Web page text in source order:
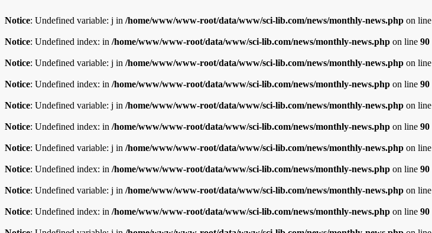
Notice: Undefined variable: j in /home/www/www-root/data/www/sci-lib.com/news/monthly-news.php on line
Notice: Undefined index: in /home/www/www-root/data/www/sci-lib.com/news/monthly-news.php on line 90
Notice: Undefined variable: j in /home/www/www-root/data/www/sci-lib.com/news/monthly-news.php on line
Notice: Undefined index: in /home/www/www-root/data/www/sci-lib.com/news/monthly-news.php on line 90
Notice: Undefined variable: j in /home/www/www-root/data/www/sci-lib.com/news/monthly-news.php on line
Notice: Undefined index: in /home/www/www-root/data/www/sci-lib.com/news/monthly-news.php on line 90
Notice: Undefined variable: j in /home/www/www-root/data/www/sci-lib.com/news/monthly-news.php on line
Notice: Undefined index: in /home/www/www-root/data/www/sci-lib.com/news/monthly-news.php on line 90
Notice: Undefined variable: j in /home/www/www-root/data/www/sci-lib.com/news/monthly-news.php on line
Notice: Undefined index: in /home/www/www-root/data/www/sci-lib.com/news/monthly-news.php on line 90